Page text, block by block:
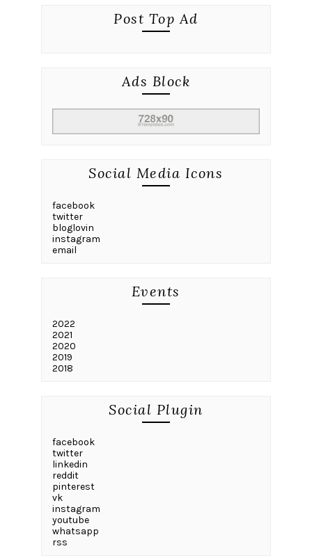
Post Top Ad
Ads Block
Social Media Icons
facebook
twitter
bloglovin
instagram
email
Events
2022
2021
2020
2019
2018
Social Plugin
facebook
twitter
linkedin
reddit
pinterest
vk
instagram
youtube
whatsapp
rss